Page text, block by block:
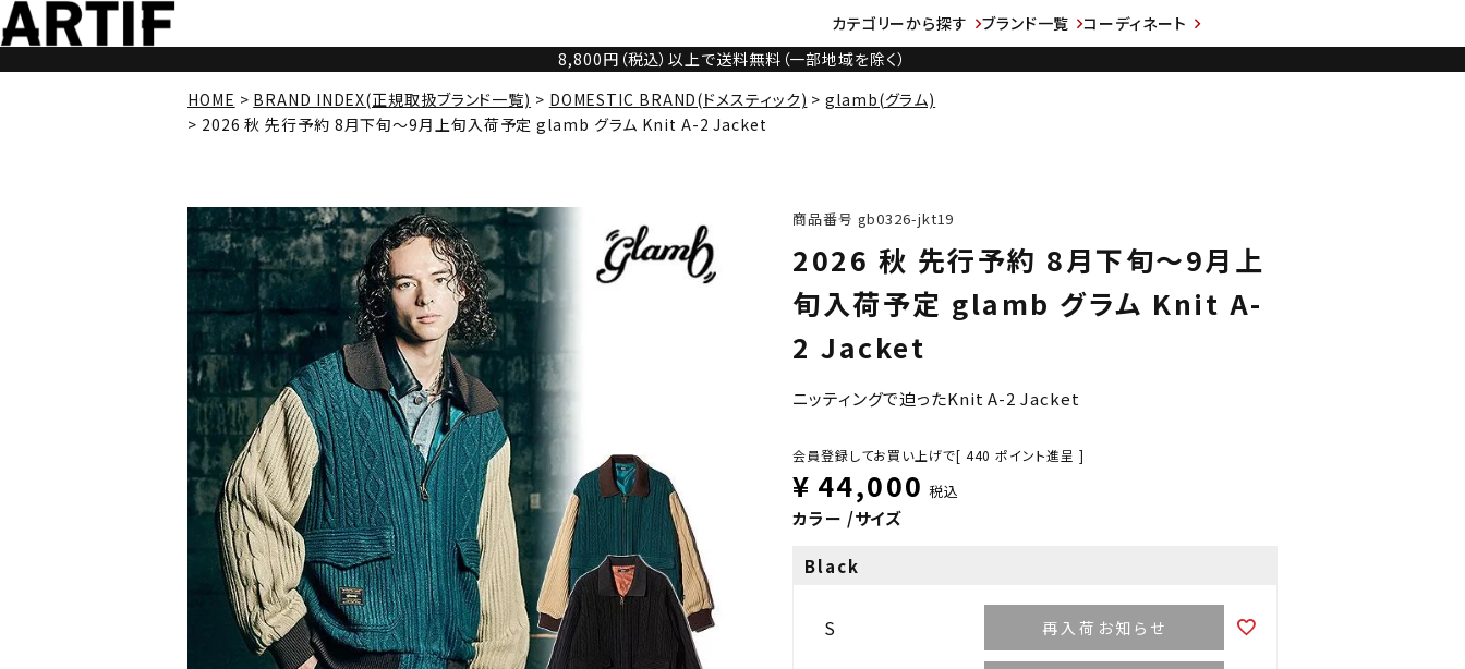
カテゴリーから探す ブランド一覧
コーディネート
8,800円（税込）以上で送料無料（一部地域を除く）
HOME
BRAND INDEX(正規取扱ブランド一覧) DOMESTIC BRAND(ドメスティック)
glamb(グラム)
2026 秋 先行予約 8月下旬～9月上旬入荷予定 glamb グラム Knit A-2 Jacket
商品番号 gb0326-jkt19
2026 秋 先行予約 8月下旬～9月上
旬入荷予定 glamb グラム Knit A-
2 Jacket
ニッティングで迫ったKnit A-2 Jacket
会員登録してお買い上げで[ 440 ポイント進呈 ]
¥ 44,000 税込
カラー サイズ
Black
S 再入荷お知らせ